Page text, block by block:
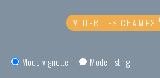
Mode vignette Mode listing